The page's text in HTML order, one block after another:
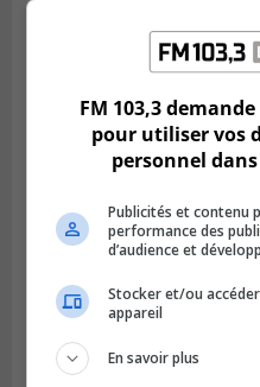
La piste cyclable de
Champlain est
FM 103,3
pour utiliser vos
personnel
Publicités et contenu
performance des
d’audience et
Stocker et/ou
appareil
En savoir plus